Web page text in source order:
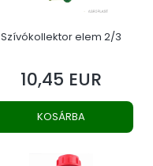
Szívókollektor elem 2/3
Ár
10,45 EUR
KOSÁRBA